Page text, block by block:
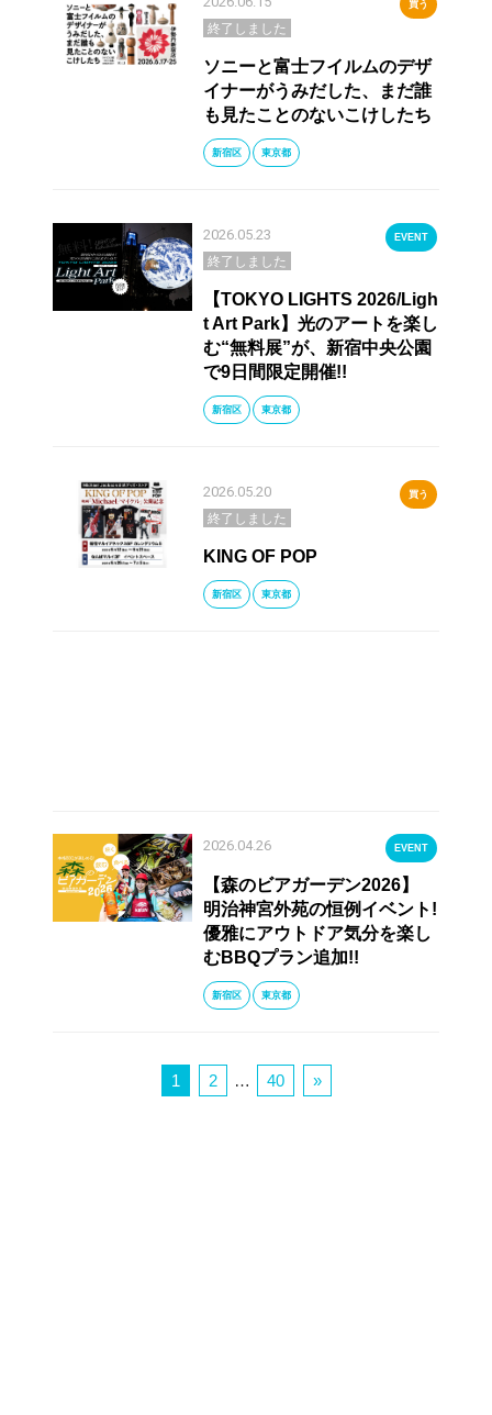
買う
終了しました
ソニーと富士フイルムのデザ
イナーがうみだした、まだ誰
も見たことのないこけしたち
新宿区 東京都
2026.05.23 EVENT
終了しました
【TOKYO LIGHTS 2026/Ligh
t Art Park】光のアートを楽し
む“無料展”が、新宿中央公園
で9日間限定開催!!
新宿区 東京都
2026.05.20 買う
終了しました
KING OF POP
新宿区 東京都
2026.04.26 EVENT
【森のビアガーデン2026】
明治神宮外苑の恒例イベント!
優雅にアウトドア気分を楽し
むBBQプラン追加!!
新宿区 東京都
1 2 … 40 »